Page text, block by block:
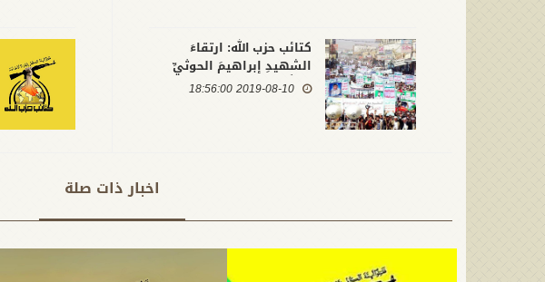
كتائب حزب الله: ارتقاءَ
الشهيدِ إبراهيمَ الحوثيِّ
لِسُلَّمِ الشهادةِ دليلٌ على
2019-08-10 18:56:00
اخبار ذات صلة